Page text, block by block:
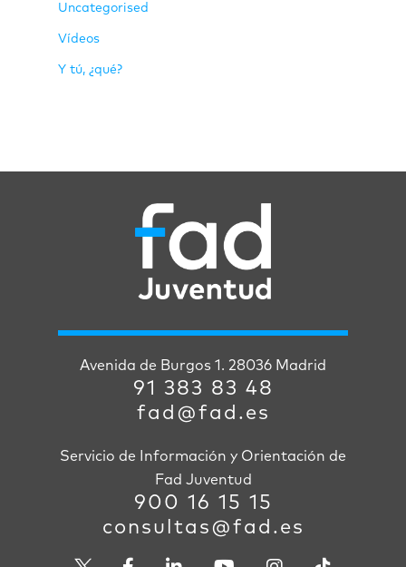
Uncategorised
Vídeos
Y tú, ¿qué?
Avenida de Burgos 1. 28036 Madrid
91 383 83 48
fad@fad.es
Servicio de Información y Orientación de
Fad Juventud
900 16 15 15
consultas@fad.es